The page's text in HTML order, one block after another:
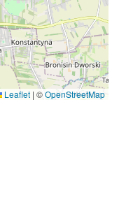
Leaflet | ©OpenStreetMap